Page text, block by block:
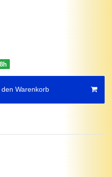
den Warenkorb